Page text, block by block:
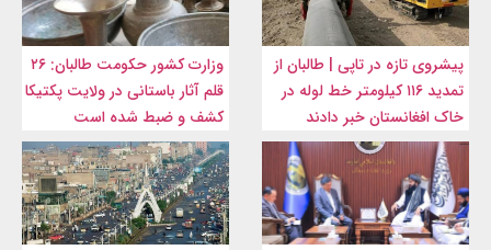
پیشروی تازه در تاپی | طالبان از
تمدید ۱۱۶ کیلومتر خط لوله در
خاک افغانستان خبر دادند
وزارت کشور حکومت طالبان: ۲۶
قلم آثار باستانی در ولایت پکتیکا
کشف و ضبط شده است